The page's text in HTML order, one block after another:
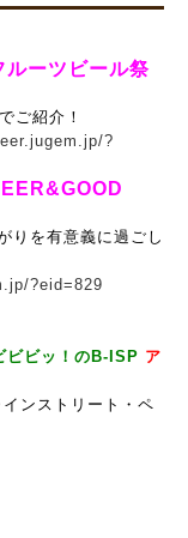
ルーツビール祭
ご紹介！
?
りを有意義に過ごし
?eid=829
ビビッ！のB-ISP ア
ンストリート・ペ